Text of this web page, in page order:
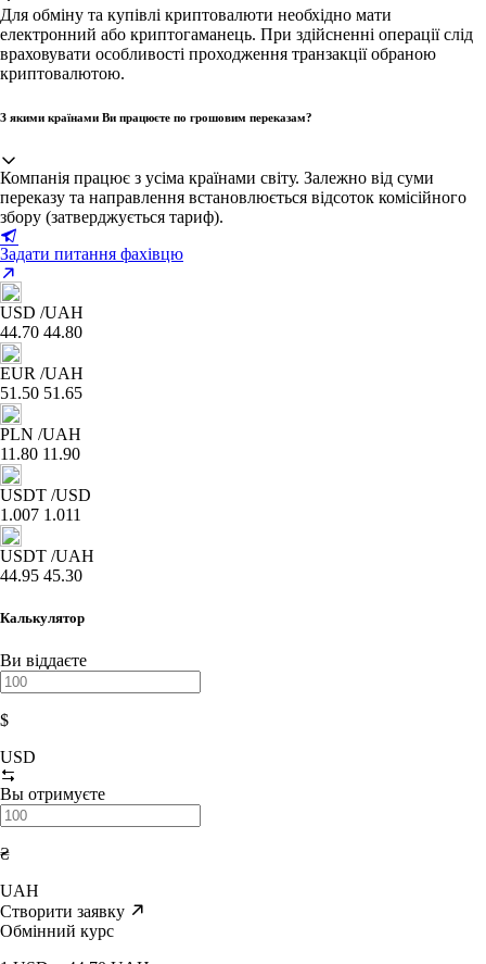
Для обміну та купівлі криптовалюти необхідно мати
електронний або криптогаманець. При здійсненні операції слід
враховувати особливості проходження транзакції обраною
криптовалютою.
З якими країнами Ви працюєте по грошовим переказам?
Компанія працює з усіма країнами світу. Залежно від суми
переказу та направлення встановлюється відсоток комісійного
збору (затверджується тариф).
Задати питання фахівцю
USD /UAH
44.70 44.80
EUR /UAH
51.50 51.65
PLN /UAH
11.80 11.90
USDT /USD
1.007 1.011
USDT /UAH
44.95 45.30
Калькулятор
Ви віддаєте
$
USD
Вы отримуєте
₴
UAH
Створити заявку
Обмінний курс